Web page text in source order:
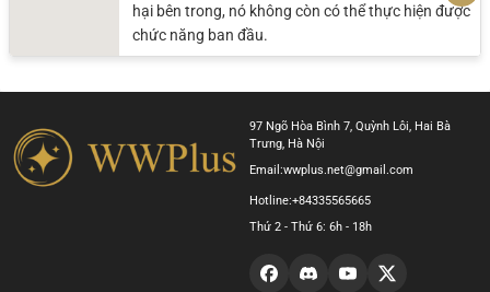
hại bên trong, nó không còn có thể thực hiện được
chức năng ban đầu.
97 Ngõ Hòa Bình 7, Quỳnh Lôi, Hai Bà
Trưng, Hà Nội
Email:wwplus.net@gmail.com
Hotline:+84335565665
Thứ 2 - Thứ 6: 6h - 18h